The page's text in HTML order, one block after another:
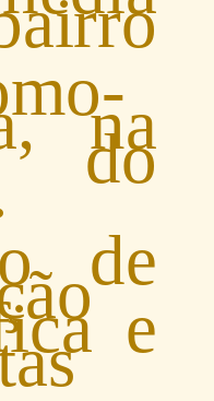
na
do
de
e